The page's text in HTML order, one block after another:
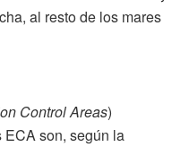
al resto de los mares
Control Areas)
son, según la